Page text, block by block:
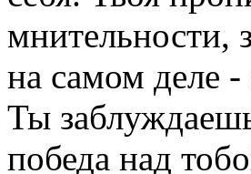
мнительности,
на самом деле -
Ты
победа над